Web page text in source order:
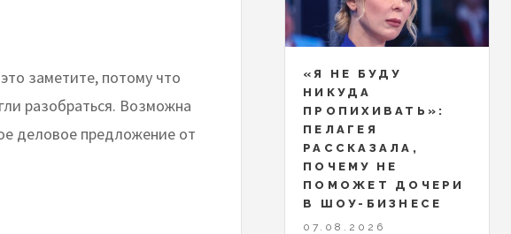
заметите, потому что
разобраться. Возможна
деловое предложение от
«Я НЕ БУДУ
НИКУДА
ПРОПИХИВАТЬ»:
ПЕЛАГЕЯ
РАССКАЗАЛА,
ПОЧЕМУ НЕ
ПОМОЖЕТ ДОЧЕРИ
В ШОУ-БИЗНЕСЕ
07.08.2026